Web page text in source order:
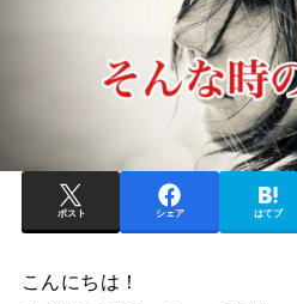
ポスト シェア はてブ
こんにちは！